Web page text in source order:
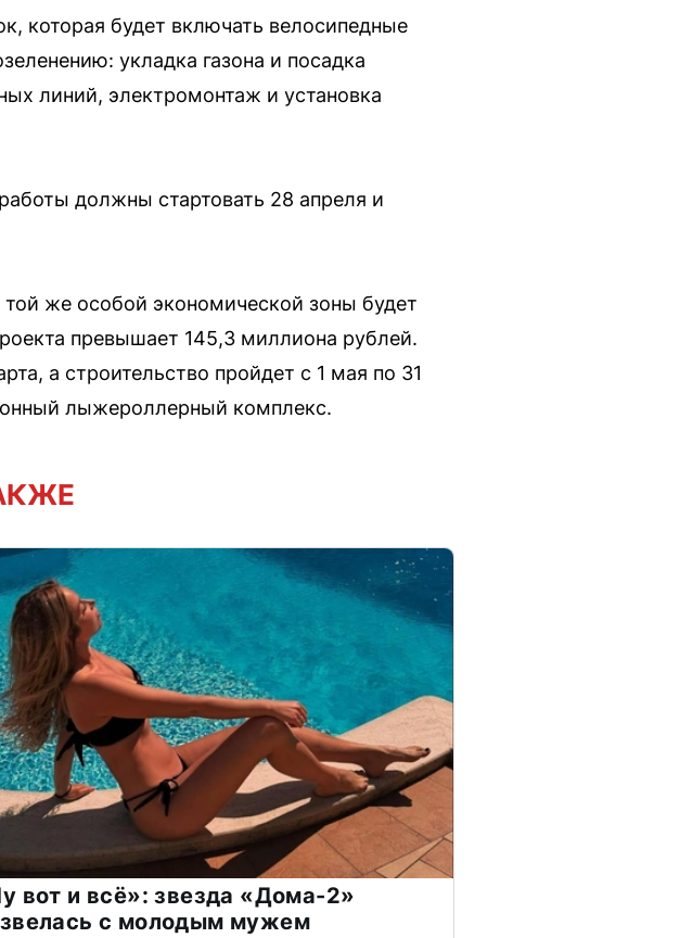
которая будет включать велосипедные
укладка газона и посадка
линий, электромонтаж и установка
должны стартовать 28 апреля и
же особой экономической зоны будет
превышает 145,3 миллиона рублей.
а строительство пройдет с 1 мая по 31
лыжероллерный комплекс.
вот и всё»: звезда «Дома-2»
с молодым мужем